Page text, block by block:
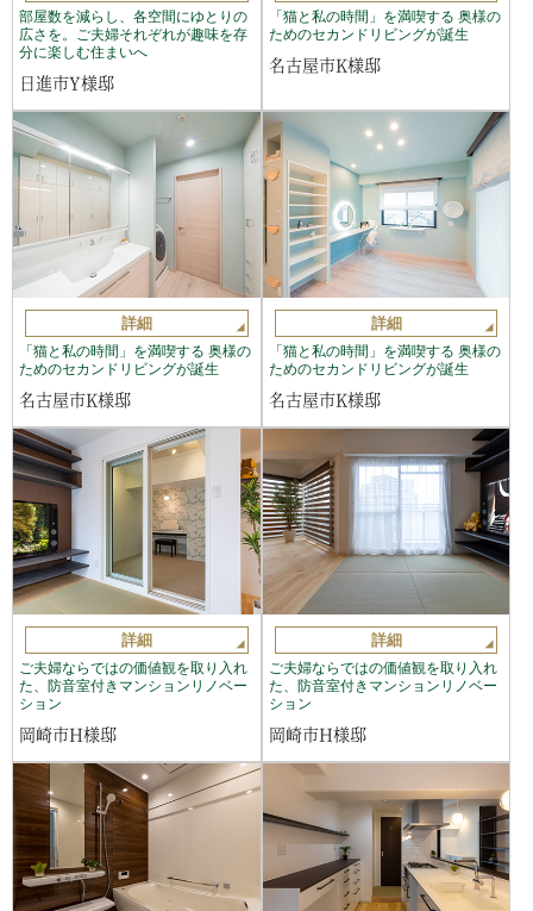
部屋数を減らし、各空間にゆとりの
広さを。ご夫婦それぞれが趣味を存
分に楽しむ住まいへ
日進市Y様邸
「猫と私の時間」を満喫する 奥様の
ためのセカンドリビングが誕生
名古屋市K様邸
詳細
「猫と私の時間」を満喫する 奥様の
ためのセカンドリビングが誕生
名古屋市K様邸
詳細
「猫と私の時間」を満喫する 奥様の
ためのセカンドリビングが誕生
名古屋市K様邸
詳細
ご夫婦ならではの価値観を取り入れ
た、防音室付きマンションリノベー
ション
岡崎市H様邸
詳細
ご夫婦ならではの価値観を取り入れ
た、防音室付きマンションリノベー
ション
岡崎市H様邸